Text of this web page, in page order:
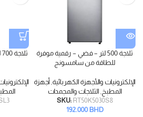
ثلاجة 500 لتر – فضي – رقمية موفرة
للطاقة من سامسونج
الإلكترونيات والأجهزة الكهربائية,أجهزة
المطبخ,الثلاجات والمجمدات
SKU: RT50K5030S8
192.000BHD